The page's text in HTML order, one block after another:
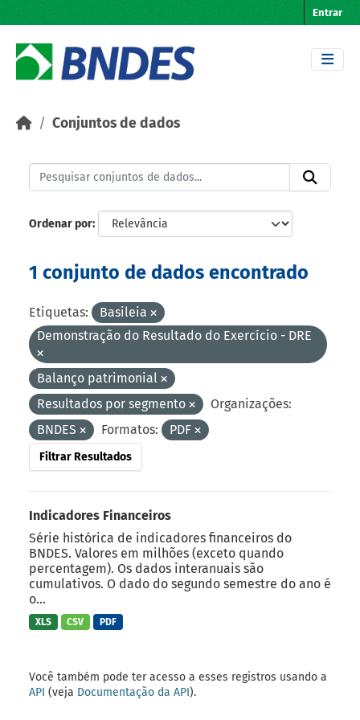
Entrar
Conjuntos de dados
Ordenar por
1 conjunto de dados encontrado
Etiquetas:
Basileia
Demonstração do Resultado do Exercício - DRE
Balanço patrimonial
Resultados por segmento
Organizações:
BNDES
Formatos: PDF
Filtrar Resultados
Indicadores Financeiros
Série histórica de indicadores financeiros do
BNDES. Valores em milhões (exceto quando
percentagem). Os dados interanuais são
cumulativos. O dado do segundo semestre do ano é
o...
XLS CSV PDF
Você também pode ter acesso a esses registros usando a
API (veja Documentação da API).